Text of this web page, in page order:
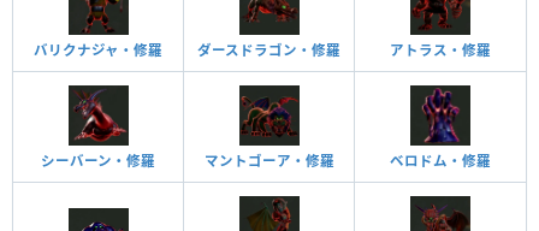
バリクナジャ・修羅 ダースドラゴン・修羅 アトラス・修羅
シーバーン・修羅 マントゴーア・修羅 ベロドム・修羅